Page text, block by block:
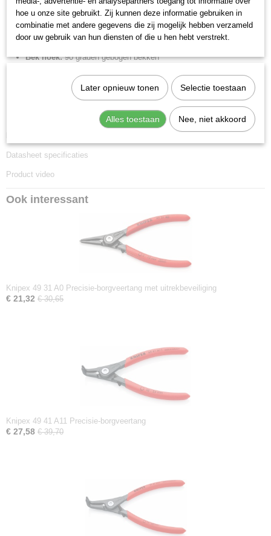
Lengte: 130 mm
Tang afwerking:grijs geatramenteerd
Benen/handgrepen: met anti-slip kunststof bekleed
Bek hoek:90 graden gebogen bekken
Capaciteit voor asgatdiameter:10 - 25 mm
DIN 5254 B
1.3 mm
Datasheet specificaties
Product video
Ook interessant
Knipex 49 31 A0 Precisie-borgveertang met uitrekbeveiliging
€ 21,32 € 30,65
Knipex 49 41 A11 Precisie-borgveertang
€ 27,58 € 39,70
hoe u onze site gebruikt. Zij kunnen deze informatie gebruiken in
combinatie met andere gegevens die zij mogelijk hebben verzameld
door uw gebruik van hun diensten of die u hen hebt verstrekt.
Later opnieuw tonen Selectie toestaan
Alles toestaan Nee, niet akkoord